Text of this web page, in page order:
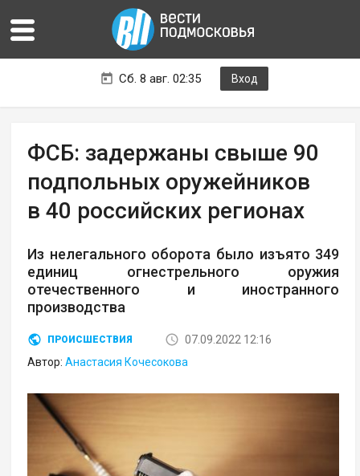
Сб. 8 авг. 02:35 Вход
ФСБ: задержаны свыше 90
подпольных оружейников
в 40 российских регионах
Из нелегального оборота было изъято 349
единиц огнестрельного оружия
отечественного и иностранного
производства
ПРОИСШЕСТВИЯ
07.09.2022 12:16
Автор:Анастасия Кочесокова